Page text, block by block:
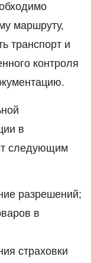
маршруту,
транспорт и
контроля
в
следующим
разрешений;
в
страховки